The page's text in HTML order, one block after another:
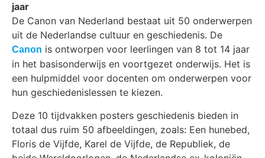
jaar
De Canon van Nederland bestaat uit 50 onderwerpen
uit de Nederlandse cultuur en geschiedenis. De
Canon is ontworpen voor leerlingen van 8 tot 14 jaar
in het basisonderwijs en voortgezet onderwijs. Het is
een hulpmiddel voor docenten om onderwerpen voor
hun geschiedenislessen te kiezen.
Deze 10 tijdvakken posters geschiedenis bieden in
totaal dus ruim 50 afbeeldingen, zoals: Een hunebed,
Floris de Vijfde, Karel de Vijfde, de Republiek, de